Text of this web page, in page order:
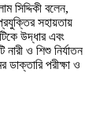
সিদ্দিকী বলেন,
সহায়তায়
উদ্ধার এবং
ও শিশু নির্যাতন
পরীক্ষা ও